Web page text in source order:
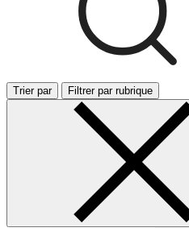
Trier par Filtrer par rubrique